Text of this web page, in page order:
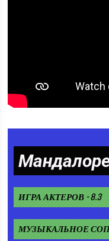
ИГРА АКТЕРОВ - 8.3
МУЗЫКАЛЬНОЕ